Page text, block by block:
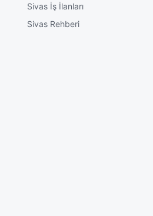
Sivas İş İlanları
Sivas Rehberi